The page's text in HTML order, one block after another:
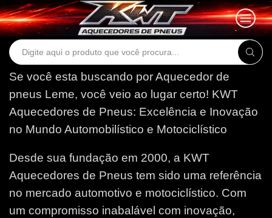
Search
Se você esta buscando por Aquecedor de
pneus Leme, você veio ao lugar certo! KWT
Aquecedores de Pneus: Excelência e Inovação
no Mundo Automobilístico e Motociclístico
Desde sua fundação em 2000, a KWT
Aquecedores de Pneus tem sido uma referência
no mercado automotivo e motociclístico. Com
um compromisso inabalável com inovação,